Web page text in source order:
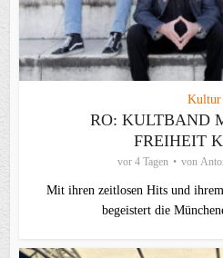
Kultur
RO: KULTBAND
FREIHEIT
vor 4 Tagen von
Mit ihren zeitlosen Hits und
begeistert die